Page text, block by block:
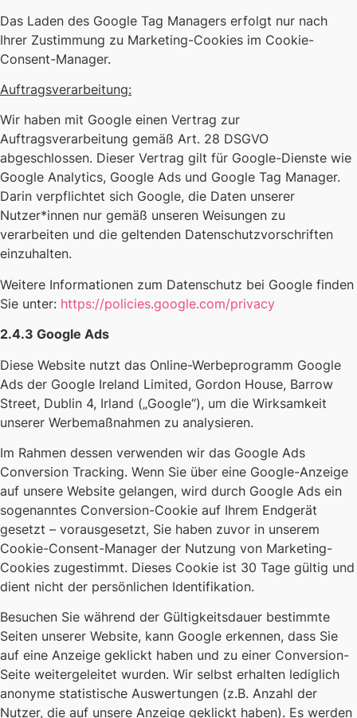
Das Laden des Google Tag Managers erfolgt nur nach
Ihrer Zustimmung zu Marketing-Cookies im Cookie-
Consent-Manager.
Auftragsverarbeitung:
Wir haben mit Google einen Vertrag zur
Auftragsverarbeitung gemäß Art. 28 DSGVO
abgeschlossen. Dieser Vertrag gilt für Google-Dienste wie
Google Analytics, Google Ads und Google Tag Manager.
Darin verpflichtet sich Google, die Daten unserer
Nutzer*innen nur gemäß unseren Weisungen zu
verarbeiten und die geltenden Datenschutzvorschriften
einzuhalten.
Weitere Informationen zum Datenschutz bei Google finden
Sie unter: https://policies.google.com/privacy
2.4.3 Google Ads
Diese Website nutzt das Online-Werbeprogramm Google
Ads der Google Ireland Limited, Gordon House, Barrow
Street, Dublin 4, Irland („Google“), um die Wirksamkeit
unserer Werbemaßnahmen zu analysieren.
Im Rahmen dessen verwenden wir das Google Ads
Conversion Tracking. Wenn Sie über eine Google-Anzeige
auf unsere Website gelangen, wird durch Google Ads ein
sogenanntes Conversion-Cookie auf Ihrem Endgerät
gesetzt – vorausgesetzt, Sie haben zuvor in unserem
Cookie-Consent-Manager der Nutzung von Marketing-
Cookies zugestimmt. Dieses Cookie ist 30 Tage gültig und
dient nicht der persönlichen Identifikation.
Besuchen Sie während der Gültigkeitsdauer bestimmte
Seiten unserer Website, kann Google erkennen, dass Sie
auf eine Anzeige geklickt haben und zu einer Conversion-
Seite weitergeleitet wurden. Wir selbst erhalten lediglich
anonyme statistische Auswertungen (z.B. Anzahl der
Nutzer, die auf unsere Anzeige geklickt haben). Es werden